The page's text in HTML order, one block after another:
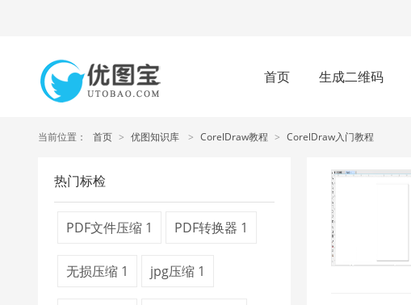
首页 生成二维码
当前位置： 首页 > 优图知识库 > CorelDraw教程 > CorelDraw入门教程
热门标检
PDF文件压缩 1 PDF转换器 1
无损压缩 1 jpg压缩 1